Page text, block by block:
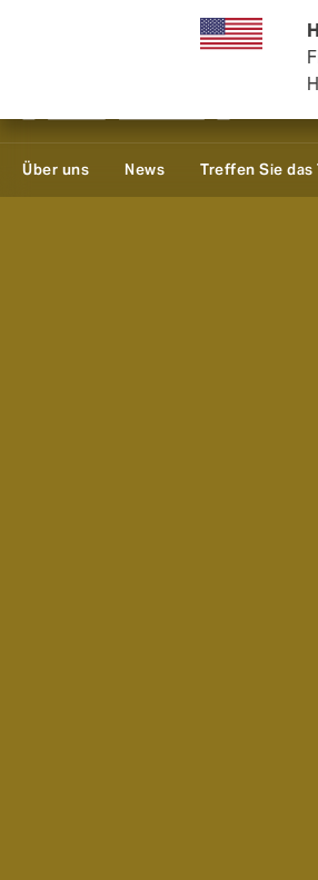
Geschäft und Unternehmen
Über uns News Treffen Sie das